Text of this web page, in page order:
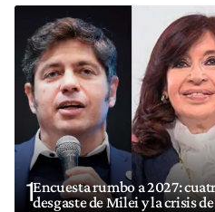
1Encuesta rumbo a 2027:
desgaste de Milei y la crisis